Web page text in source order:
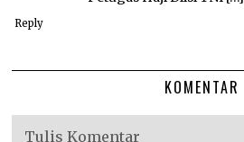
Reply
KOMENTAR